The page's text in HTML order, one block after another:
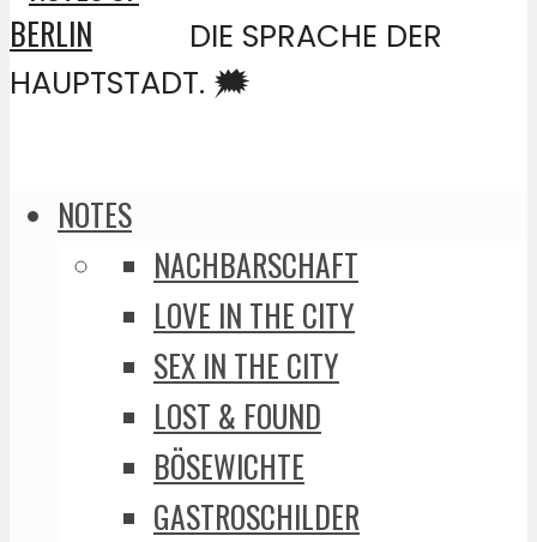
DIE SPRACHE DER
HAUPTSTADT. 🗯️
NOTES
NACHBARSCHAFT
LOVE IN THE CITY
SEX IN THE CITY
LOST & FOUND
BÖSEWICHTE
GASTROSCHILDER